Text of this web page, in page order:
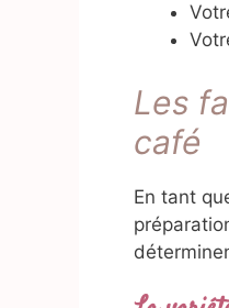
Les
café
En tant